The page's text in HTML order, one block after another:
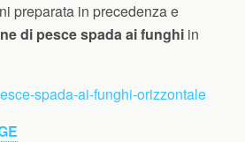
preparata in precedenza e
di pesce spada ai funghi in